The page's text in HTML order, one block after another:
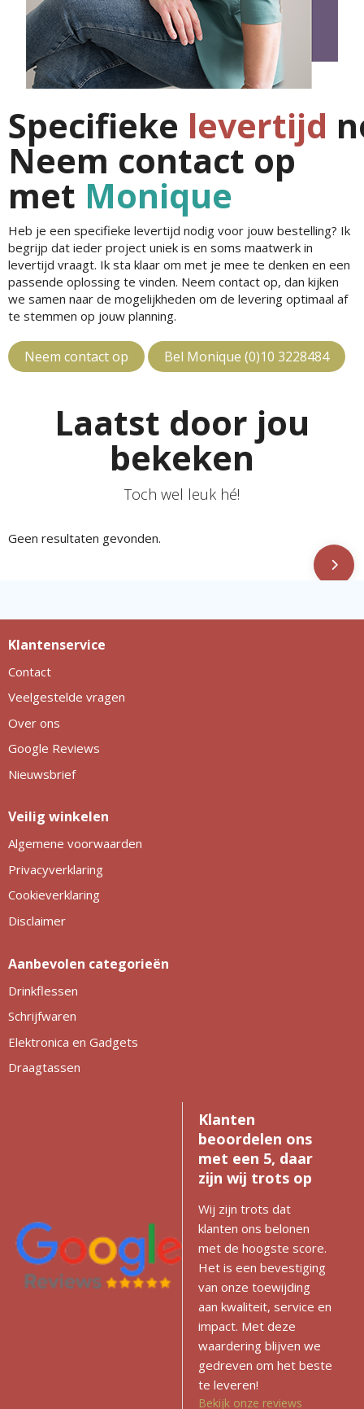
Specifieke levertijd
Neem contact op
met Monique
Heb je een specifieke levertijd nodig voor jouw bestelling? Ik
begrijp dat ieder project uniek is en soms maatwerk in
levertijd vraagt. Ik sta klaar om met je mee te denken en een
passende oplossing te vinden. Neem contact op, dan kijken
we samen naar de mogelijkheden om de levering optimaal af
te stemmen op jouw planning.
Neem contact op Bel Monique (0)10 3228484
Laatst door jou
bekeken
Toch wel leuk hé!
Geen resultaten gevonden.
Klantenservice
Contact
Veelgestelde vragen
Over ons
Google Reviews
Nieuwsbrief
Veilig winkelen
Algemene voorwaarden
Privacyverklaring
Cookieverklaring
Disclaimer
Aanbevolen categorieën
Drinkflessen
Schrijfwaren
Elektronica en Gadgets
Draagtassen
Klanten
beoordelen ons
met een 5, daar
zijn wij trots op
Wij zijn trots dat
klanten ons belonen
met de hoogste score.
Het is een bevestiging
van onze toewijding
aan kwaliteit, service en
impact. Met deze
waardering blijven we
gedreven om het beste
te leveren!
Bekijk onze reviews